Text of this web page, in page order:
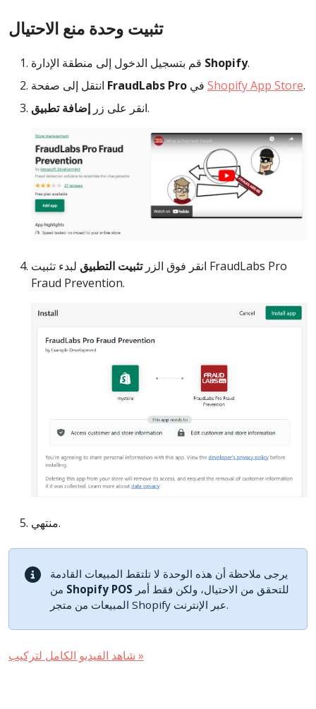
تثبيت وحدة منع الاحتيال
Shopify.
FraudLabs Pro Shopify App Store.
انقر على زر إضافة تطبيق .
انقر فوق الزرتثبيت التطبيق لبدء تثبيت FraudLabs Pro
Fraud Prevention.
منتهي.
يرجى ملاحظة أن هذه الوحدة لا تلتقط المبيعات القادمة
Shopify POS
المبيعات من متجر Shopify عبر الإنترنت.
شاهد الفيديو الكامل لتركيب »